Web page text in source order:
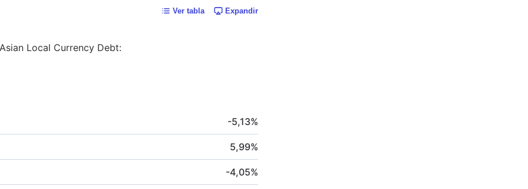
Ver tabla Expandir
Local Currency Debt:
-5,13%
5,99%
-4,05%